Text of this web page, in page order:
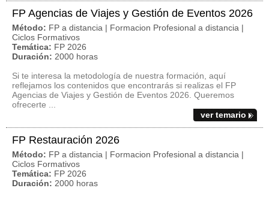
FP Agencias de Viajes y Gestión de Eventos 2026
Método: FP a distancia | Formacion Profesional a distancia |
Ciclos Formativos
Temática: FP 2026
Duración: 2000 horas
Si te interesa la metodología de nuestra formación, aquí
reflejamos los contenidos que encontrarás si realizas el FP
Agencias de Viajes y Gestión de Eventos 2026. Queremos
ofrecerte ...
ver temario
FP Restauración 2026
Método: FP a distancia | Formacion Profesional a distancia |
Ciclos Formativos
Temática: FP 2026
Duración: 2000 horas